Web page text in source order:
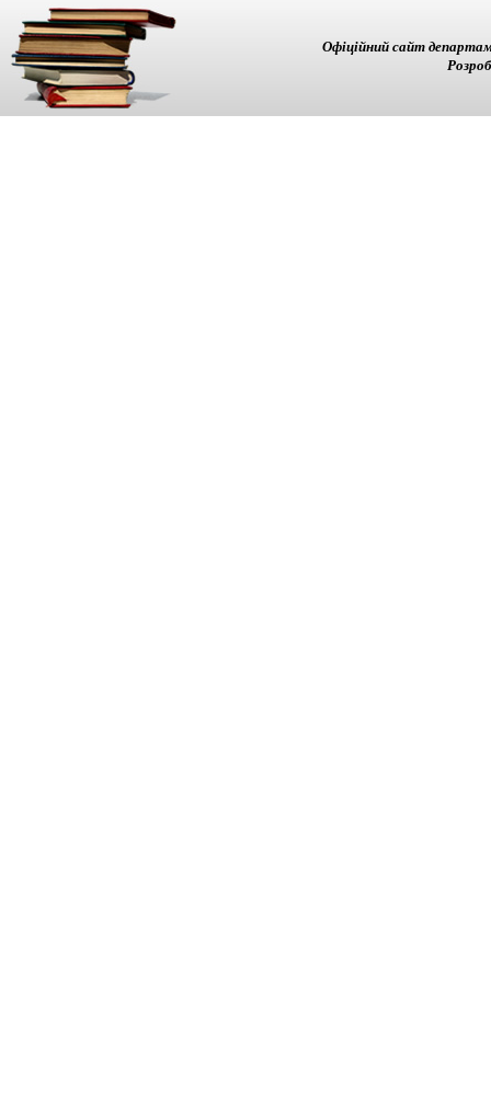
Офіційний сайт